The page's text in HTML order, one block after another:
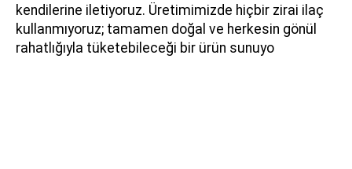
kendilerine iletiyoruz. Üretimimizde hiçbir zirai ilaç
kullanmıyoruz; tamamen doğal ve herkesin gönül
rahatlığıyla tüketebileceği bir ürün sunuyo